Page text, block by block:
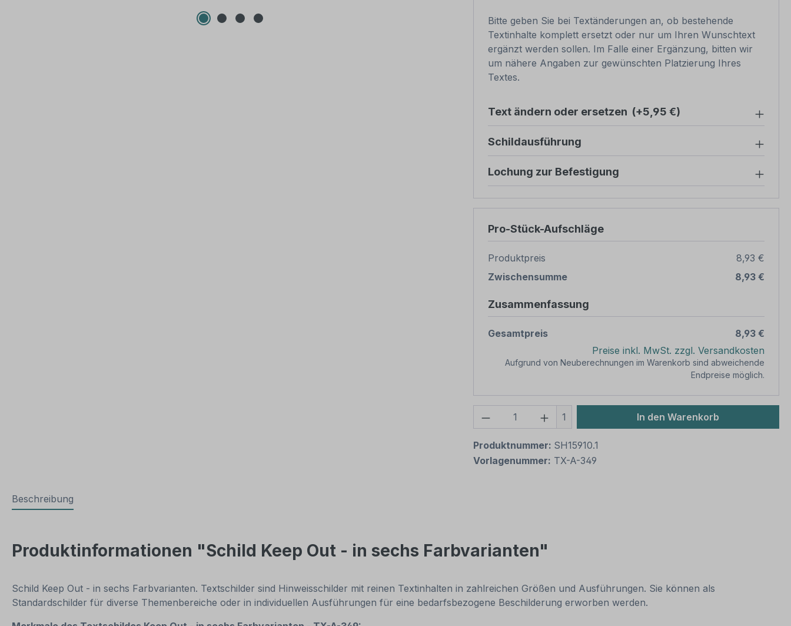
Bitte geben Sie bei Textänderungen an, ob bestehende
Textinhalte komplett ersetzt oder nur um Ihren Wunschtext
ergänzt werden sollen. Im Falle einer Ergänzung, bitten wir
um nähere Angaben zur gewünschten Platzierung Ihres
Textes.
Text ändern oder ersetzen (+5,95 €)
Schildausführung
Lochung zur Befestigung
Pro-Stück-Aufschläge
Produktpreis
8,93 €
Zwischensumme
8,93 €
Zusammenfassung
Gesamtpreis
8,93 €
Preise inkl. MwSt. zzgl. Versandkosten
Aufgrund von Neuberechnungen im Warenkorb sind abweichende
Endpreise möglich.
Produkt Anzahl: Gib den gewünschten Wert
1 In den Warenkorb
Produktnummer: SH15910.1
Vorlagenummer: TX-A-349
Beschreibung
Produktinformationen "Schild Keep Out - in sechs Farbvarianten"
Schild Keep Out - in sechs Farbvarianten. Textschilder sind Hinweisschilder mit reinen Textinhalten in zahlreichen Größen und Ausführungen. Sie können als
Standardschilder für diverse Themenbereiche oder in individuellen Ausführungen für eine bedarfsbezogene Beschilderung erworben werden.